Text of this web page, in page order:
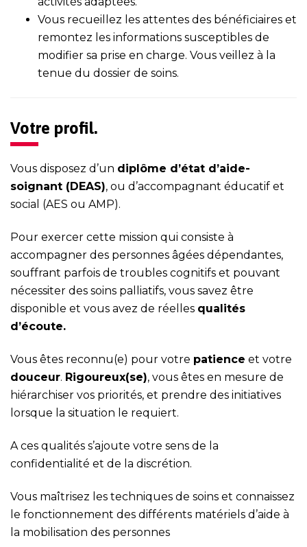
Vous recueillez les attentes des bénéficiaires et
remontez les informations susceptibles de
modifier sa prise en charge. Vous veillez à la
tenue du dossier de soins.
Votre profil.
Vous disposez d’un diplôme d’état d’aide-
soignant (DEAS), ou d’accompagnant éducatif et
social (AES ou AMP).
Pour exercer cette mission qui consiste à
accompagner des personnes âgées dépendantes,
souffrant parfois de troubles cognitifs et pouvant
nécessiter des soins palliatifs, vous savez être
disponible et vous avez de réelles qualités
d’écoute.
Vous êtes reconnu(e) pour votre patience et votre
douceur. Rigoureux(se), vous êtes en mesure de
hiérarchiser vos priorités, et prendre des initiatives
lorsque la situation le requiert.
A ces qualités s’ajoute votre sens de la
confidentialité et de la discrétion.
Vous maîtrisez les techniques de soins et connaissez
le fonctionnement des différents matériels d’aide à
la mobilisation des personnes